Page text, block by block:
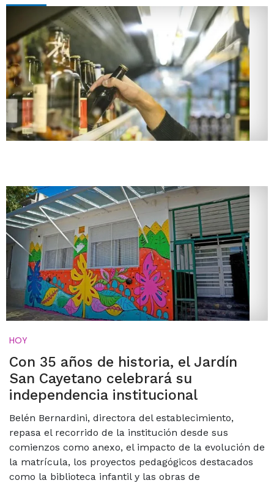
HOY
Con 35 años de historia, el Jardín
San Cayetano celebrará su
independencia institucional
Belén Bernardini, directora del establecimiento,
repasa el recorrido de la institución desde sus
comienzos como anexo, el impacto de la evolución de
la matrícula, los proyectos pedagógicos destacados
como la biblioteca infantil y las obras de